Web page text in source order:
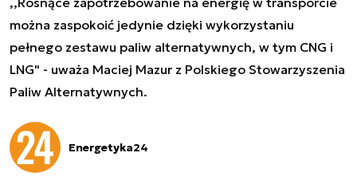
można zaspokoić jedynie dzięki wykorzystaniu
pełnego zestawu paliw alternatywnych, w tym CNG i
LNG" - uważa Maciej Mazur z Polskiego Stowarzyszenia
Paliw Alternatywnych.
Energetyka24